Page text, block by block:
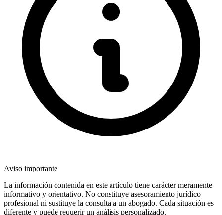
Aviso importante
La información contenida en este artículo tiene carácter meramente
informativo y orientativo. No constituye asesoramiento jurídico
profesional ni sustituye la consulta a un abogado. Cada situación es
diferente y puede requerir un análisis personalizado.